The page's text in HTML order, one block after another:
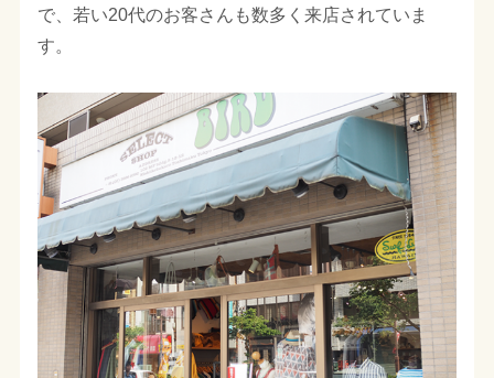
で、若い20代のお客さんも数多く来店されていま
す。